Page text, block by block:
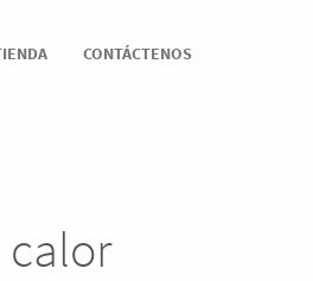
CONTÁCTENOS
calor